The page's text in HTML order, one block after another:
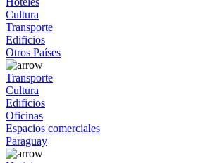
Cultura
Transporte
Edificios
Otros Países
Transporte
Cultura
Edificios
Oficinas
Espacios comerciales
Paraguay